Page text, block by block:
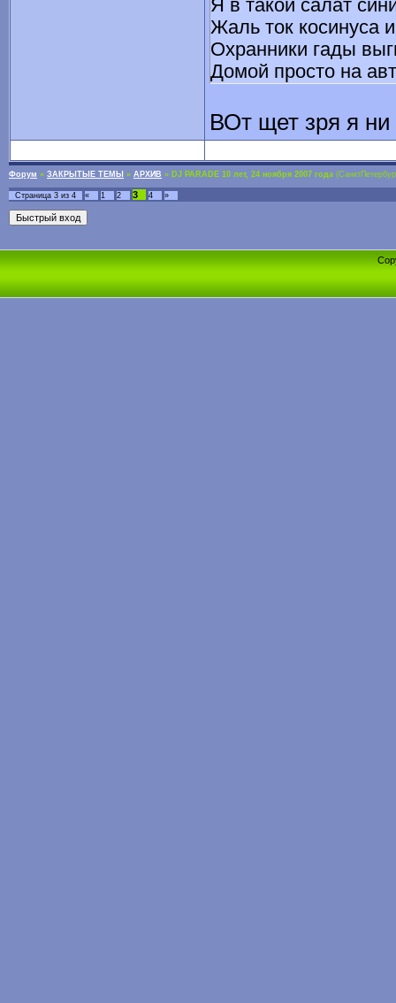
Я в такой салат
Жаль ток косинуса
Охранники гады
Домой просто на
ВОт щет зря я
Форум » ЗАКРЫТЫЕ ТЕМЫ » АРХИВ » DJ PARADE 10 лет, 24 ноября 2007 года
Страница 3 из 4 « 1 2 3 4 »